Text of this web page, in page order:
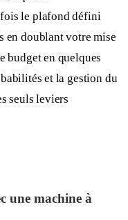
fois le plafond défini
en doublant votre mise
budget en quelques
et la gestion du
seuls leviers
une machine à